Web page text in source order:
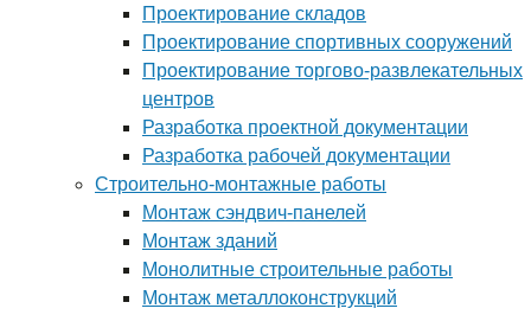
Проектирование складов
Проектирование спортивных сооружений
Проектирование торгово-развлекательных
центров
Разработка проектной документации
Разработка рабочей документации
Строительно-монтажные работы
Монтаж сэндвич-панелей
Монтаж зданий
Монолитные строительные работы
Монтаж металлоконструкций